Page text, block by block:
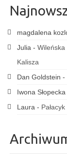
magdalena
Julia -
Kalisza
Dan Goldstein -
Iwona Słopecka
Laura -